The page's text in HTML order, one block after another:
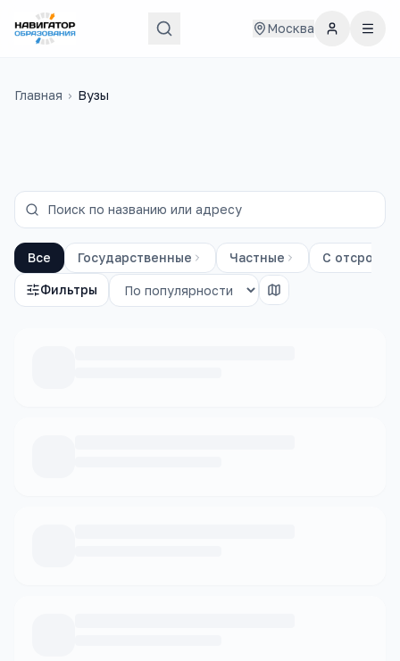
Москва
Главная › Вузы
Все Государственные Частные С
Фильтры